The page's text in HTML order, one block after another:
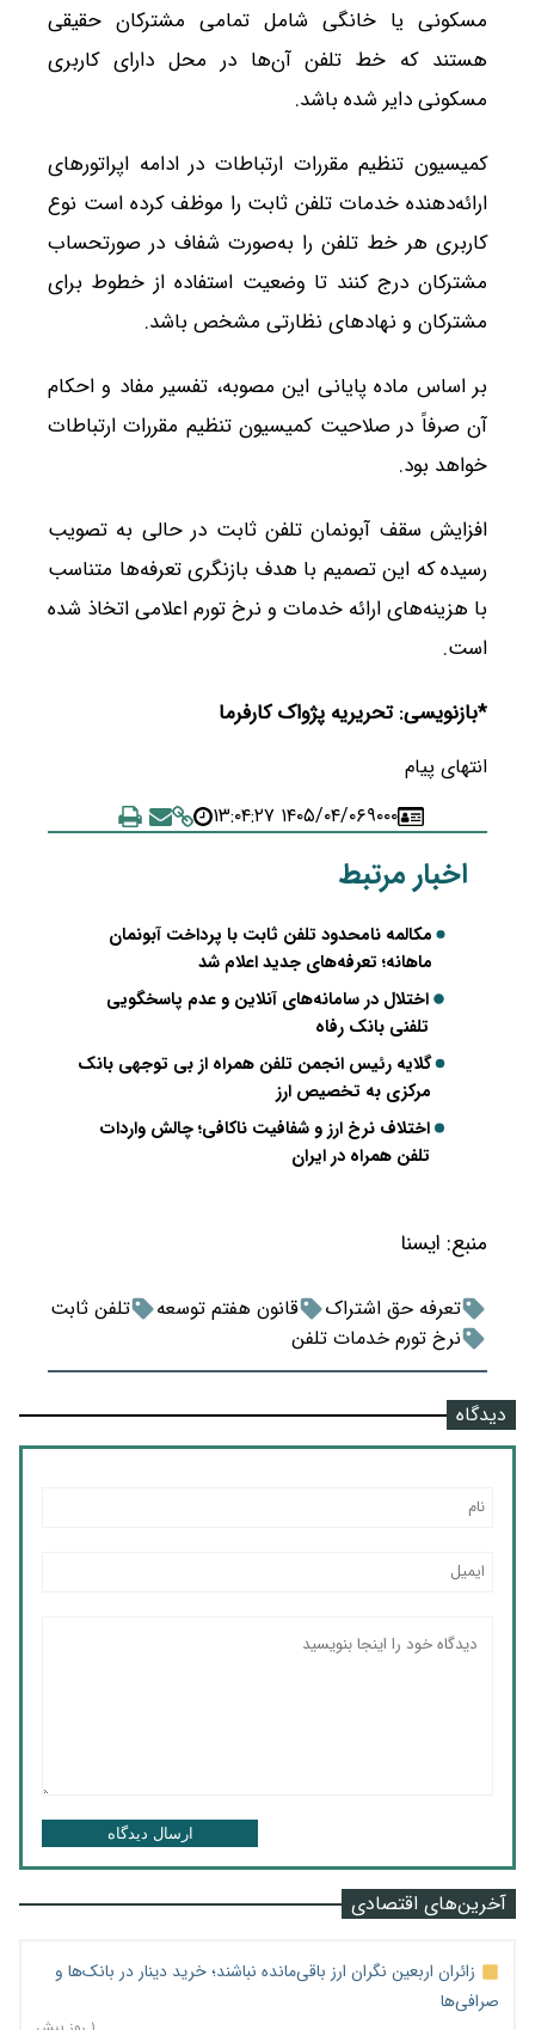
مسکونی یا خانگی شامل تمامی مشترکان حقیقی
هستند که خط تلفن آن‌ها در محل دارای کاربری
مسکونی دایر شده باشد.
کمیسیون تنظیم مقررات ارتباطات در ادامه اپراتورهای
ارائه‌دهنده خدمات تلفن ثابت را موظف کرده است نوع
کاربری هر خط تلفن را به‌صورت شفاف در صورتحساب
مشترکان درج کنند تا وضعیت استفاده از خطوط برای
مشترکان و نهادهای نظارتی مشخص باشد.
بر اساس ماده پایانی این مصوبه، تفسیر مفاد و احکام
آن صرفاً در صلاحیت کمیسیون تنظیم مقررات ارتباطات
خواهد بود.
افزایش سقف آبونمان تلفن ثابت در حالی به تصویب
رسیده که این تصمیم با هدف بازنگری تعرفه‌ها متناسب
با هزینه‌های ارائه خدمات و نرخ تورم اعلامی اتخاذ شده
است.
*بازنویسی: تحریریه پژواک کارفرما
انتهای پیام
۹۰۰۰۱۴۰۵/۰۴/۰۶ ۱۳:۰۴:۲۷
اخبار مرتبط
مکالمه نامحدود تلفن ثابت با پرداخت آبونمان
ماهانه؛ تعرفه‌های جدید اعلام شد
اختلال در سامانه‌های آنلاین و عدم پاسخگویی
تلفنی بانک رفاه
گلایه رئیس انجمن تلفن همراه از بی توجهی بانک
مرکزی به تخصیص ارز
اختلاف نرخ ارز و شفافیت ناکافی؛ چالش واردات
تلفن همراه در ایران
منبع: ايسنا
تعرفه حق اشتراک قانون هفتم توسعه
تلفن ثابت
نرخ تورم خدمات تلفن
دیدگاه
ارسال دیدگاه
آخرین‌های اقتصادی
زائران اربعین نگران ارز باقی‌مانده نباشند؛ خرید دینار در بانک‌ها و
صرافی‌ها